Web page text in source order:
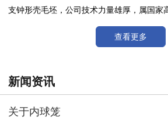
支钟形壳毛坯，公司技术力量雄厚，属国家
查看更多
新闻资讯
关于内球笼